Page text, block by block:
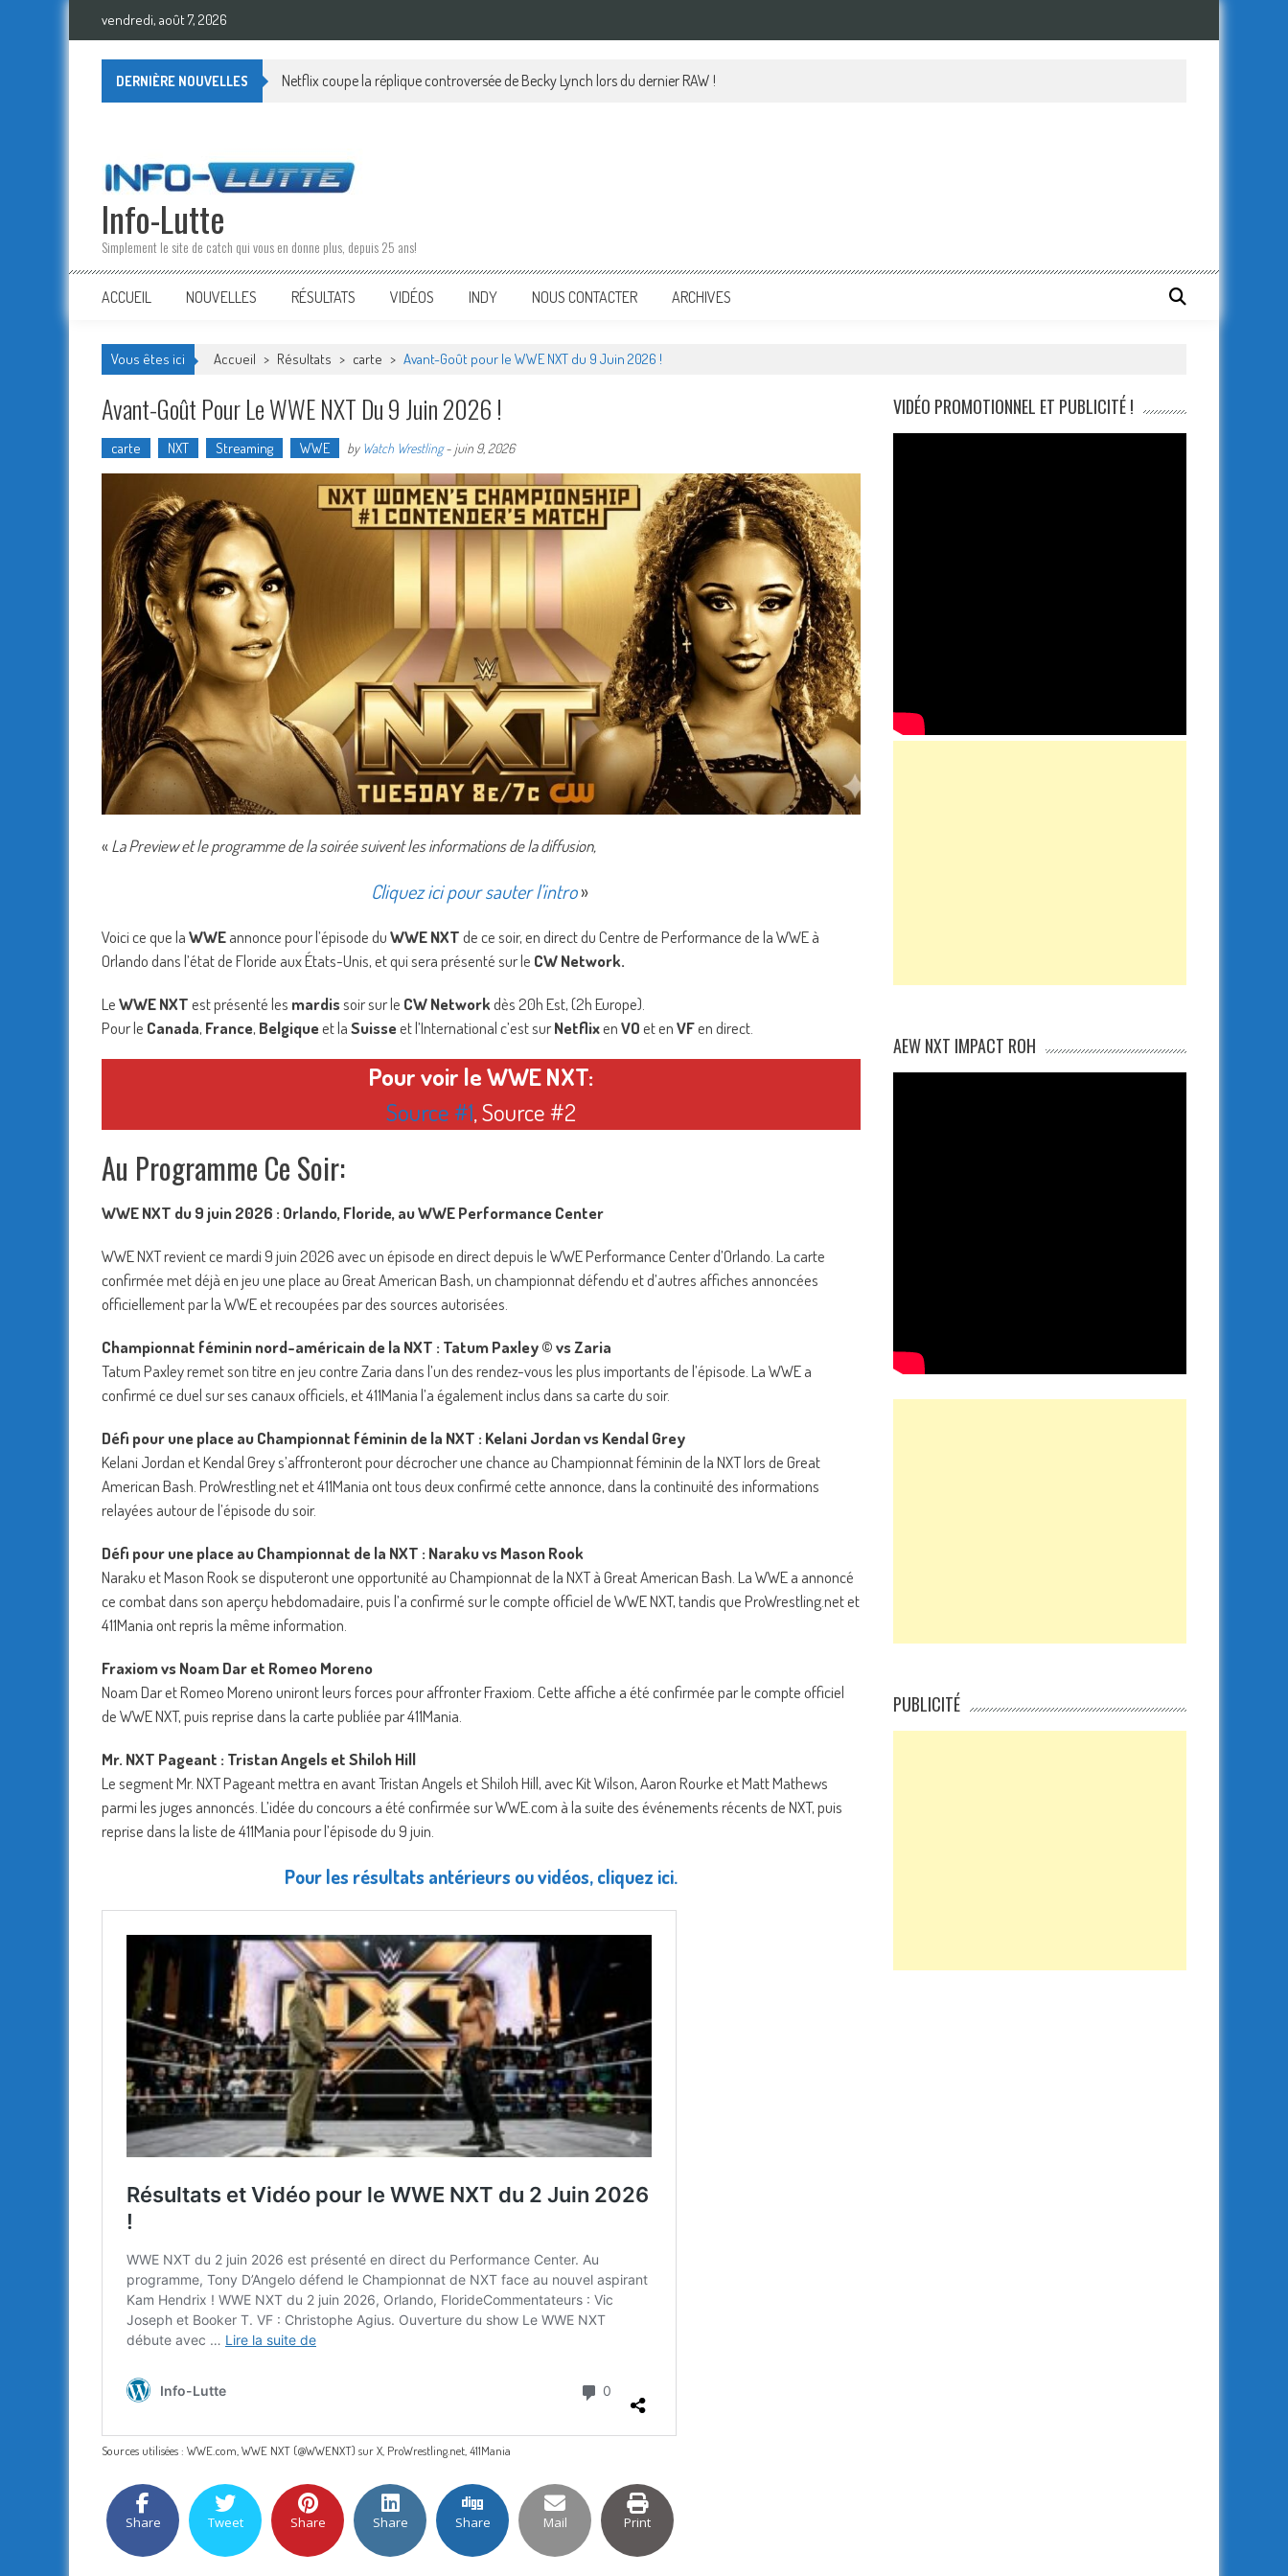
Skip
vendredi, août 7, 2026
DERNIÈRE NOUVELLES Netflix coupe la réplique controversée de Becky Lynch lors du dernier RAW !
Info-Lutte
Simplement le site de catch qui vous en donne plus, depuis 25 ans!
ACCUEIL NOUVELLES RÉSULTATS VIDÉOS INDY NOUS CONTACTER ARCHIVES
Vous êtes ici Accueil > Résultats > carte > Avant-Goût pour le WWE NXT du 9 Juin 2026 !
Avant-Goût Pour Le WWE NXT Du 9 Juin 2026 !
carte NXT Streaming WWE by Watch Wrestling- juin 9, 2026
«La Preview et le programme de la soirée suivent les informations de la diffusion,
Cliquez ici pour sauter l’intro»
Voici ce que laWWEannonce pour l’épisode duWWE NXTde ce soir, en direct du Centre de Performance de la WWE à
Orlando dans l’état de Floride aux États-Unis, et qui sera présenté sur le CW Network.
LeWWE NXTest présenté les mardissoir sur le CW Networkdès 20h Est, (2h Europe).
Pour le Canada, France, Belgiqueet laSuisseet l’International c’est surNetflixenVOet enVFen direct.
Pour voir le WWE NXT:
Source #1, Source #2
Au Programme Ce Soir:
WWE NXT du 9 juin 2026 : Orlando, Floride, au WWE Performance Center
WWE NXT revient ce mardi 9 juin 2026 avec un épisode en direct depuis le WWE Performance Center d’Orlando. La carte
confirmée met déjà en jeu une place au Great American Bash, un championnat défendu et d’autres affiches annoncées
officiellement par la WWE et recoupées par des sources autorisées.
Championnat féminin nord-américain de la NXT : Tatum Paxley © vs Zaria
Tatum Paxley remet son titre en jeu contre Zaria dans l’un des rendez-vous les plus importants de l’épisode. La WWE a
confirmé ce duel sur ses canaux officiels, et 411Mania l’a également inclus dans sa carte du soir.
Défi pour une place au Championnat féminin de la NXT : Kelani Jordan vs Kendal Grey
Kelani Jordan et Kendal Grey s’affronteront pour décrocher une chance au Championnat féminin de la NXT lors de Great
American Bash. ProWrestling.net et 411Mania ont tous deux confirmé cette annonce, dans la continuité des informations
relayées autour de l’épisode du soir.
Défi pour une place au Championnat de la NXT : Naraku vs Mason Rook
Naraku et Mason Rook se disputeront une opportunité au Championnat de la NXT à Great American Bash. La WWE a annoncé
ce combat dans son aperçu hebdomadaire, puis l’a confirmé sur le compte officiel de WWE NXT, tandis que ProWrestling.net et
411Mania ont repris la même information.
Fraxiom vs Noam Dar et Romeo Moreno
Noam Dar et Romeo Moreno uniront leurs forces pour affronter Fraxiom. Cette affiche a été confirmée par le compte officiel
de WWE NXT, puis reprise dans la carte publiée par 411Mania.
Mr. NXT Pageant : Tristan Angels et Shiloh Hill
Le segment Mr. NXT Pageant mettra en avant Tristan Angels et Shiloh Hill, avec Kit Wilson, Aaron Rourke et Matt Mathews
parmi les juges annoncés. L’idée du concours a été confirmée sur WWE.com à la suite des événements récents de NXT, puis
reprise dans la liste de 411Mania pour l’épisode du 9 juin.
Pour les résultats antérieurs ou vidéos, cliquez ici.
Sources utilisées : WWE.com, WWE NXT (@WWENXT) sur X, ProWrestling.net, 411Mania
Share Tweet Share Share Share Mail Print
VIDÉO PROMOTIONNEL ET PUBLICITÉ !
AEW NXT IMPACT ROH
PUBLICITÉ